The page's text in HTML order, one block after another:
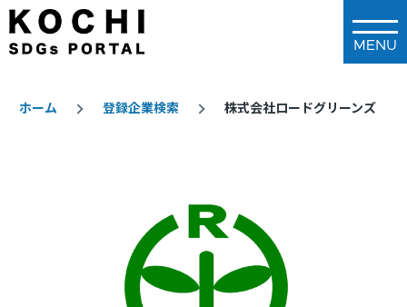
メインコンテンツに移動
ホーム 登録企業検索 株式会社ロードグリーンズ